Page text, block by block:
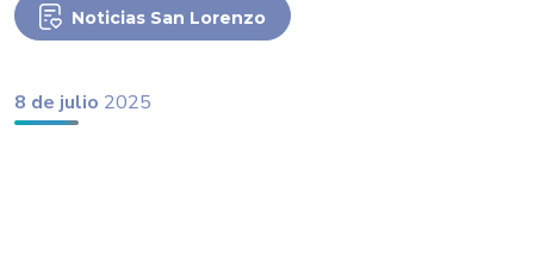
Noticias San Lorenzo
8 de julio 2025